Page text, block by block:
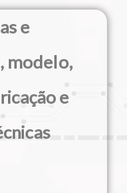
e
modelo,
e